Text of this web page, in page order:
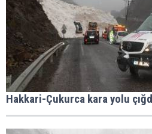
Hakkari-Çukurca kara yolu